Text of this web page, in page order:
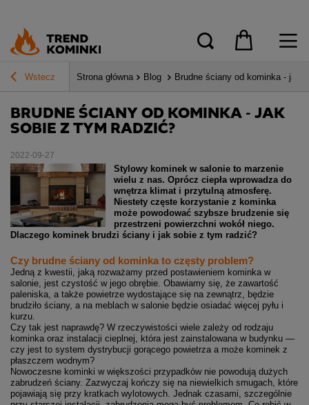
Wstecz Strona główna Blog Brudne ściany od kominka - jak
BRUDNE ŚCIANY OD KOMINKA - JAK
SOBIE Z TYM RADZIĆ?
2022-09-27
Stylowy kominek w salonie to marzenie
wielu z nas. Oprócz ciepła wprowadza do
wnętrza klimat i przytulną atmosferę.
Niestety częste korzystanie z kominka
może powodować szybsze brudzenie się
przestrzeni powierzchni wokół niego.
Dlaczego kominek brudzi ściany i jak sobie z tym radzić?
Czy brudne ściany od kominka to częsty problem?
Jedną z kwestii, jaką rozważamy przed postawieniem kominka w
salonie, jest czystość w jego obrębie. Obawiamy się, że zawartość
paleniska, a także powietrze wydostające się na zewnątrz, będzie
brudziło ściany, a na meblach w salonie będzie osiadać więcej pyłu i
kurzu.
Czy tak jest naprawdę? W rzeczywistości wiele zależy od rodzaju
kominka oraz instalacji cieplnej, która jest zainstalowana w budynku —
czy jest to system dystrybucji gorącego powietrza a może kominek z
płaszczem wodnym?
Nowoczesne kominki w większości przypadków nie powodują dużych
zabrudzeń ściany. Zazwyczaj kończy się na niewielkich smugach, które
pojawiają się przy kratkach wylotowych. Jednak czasami, szczególnie